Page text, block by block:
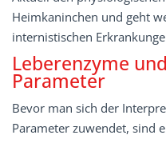
Heimkaninchen und geht
internistischen
Leberenzyme
Parameter
Bevor man sich der
Parameter zuwendet, sind